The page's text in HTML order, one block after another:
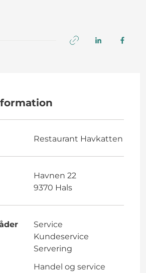
Restaurant Havkatten
Havnen 22
9370 Hals
Service
Kundeservice
Servering
Handel og service